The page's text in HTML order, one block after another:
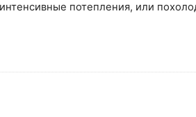
потепления, или